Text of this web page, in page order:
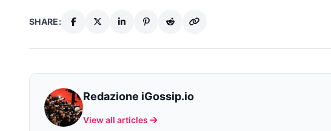
SHARE:
Redazione iGossip.io
View all articles